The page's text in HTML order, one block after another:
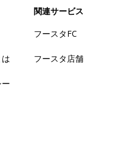
関連サービス
フースタFC
フースタ店舗